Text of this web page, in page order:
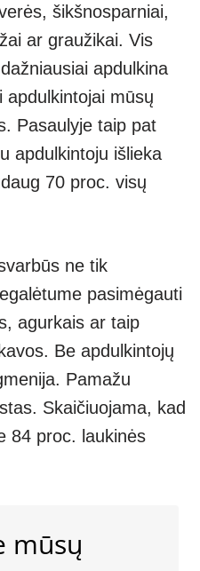
šikšnosparniai,
ar graužikai. Vis
apdulkina
apdulkintojai mūsų
Pasaulyje taip pat
apdulkintoju išlieka
70 proc. visų
ne tik
pasimėgauti
agurkais ar taip
Be apdulkintojų
Pamažu
Skaičiuojama, kad
84 proc. laukinės
mūsų